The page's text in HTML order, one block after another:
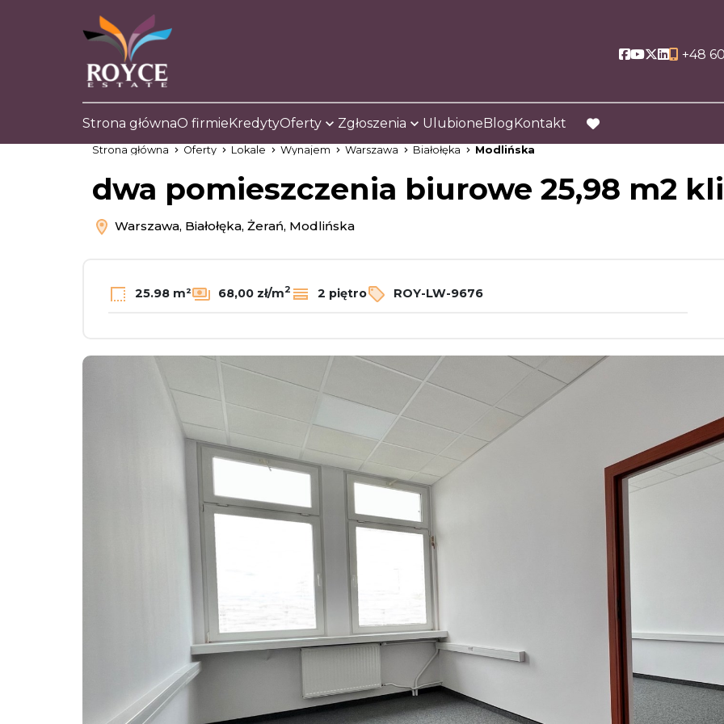
Social link
Social link
Social link
Social
+48
Strona głównaO firmieKredytyOferty Zgłoszenia UlubioneBlogKontakt
favorite
Strona główna Oferty Lokale Wynajem Warszawa Białołęka Modlińska
dwa pomieszczenia biurowe 25,98 m2
Warszawa, Białołęka, Żerań, Modlińska
25.98 m² 68,00 zł/m2 2 piętro ROY-LW-9676